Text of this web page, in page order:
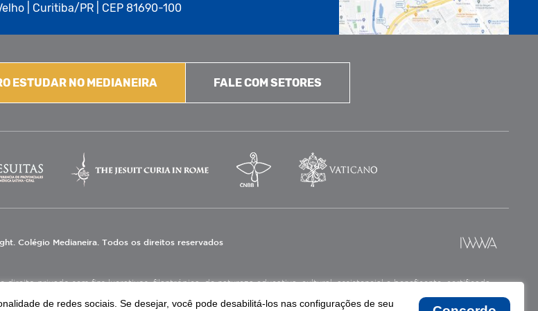
| Curitiba/PR | CEP 81690-100
ESTUDAR NO MEDIANEIRA FALE COM SETORES
Colégio Medianeira. Todos os direitos reservados
privado sem fins lucrativos, filantrópica, de natureza educativa, cultural, assistencial e beneficente, certificada
de redes sociais. Se desejar, você pode desabilitá-los nas configurações de seu